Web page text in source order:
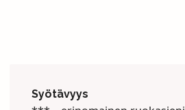
Syötävyys